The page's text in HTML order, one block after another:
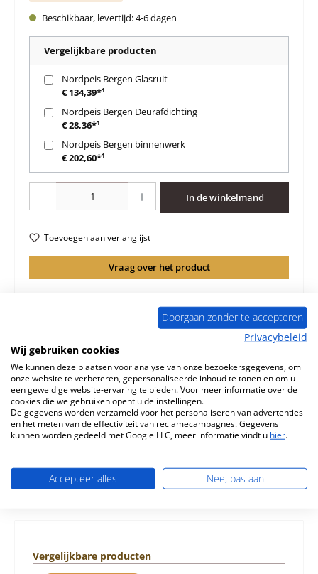
Beschikbaar, levertijd: 4-6 dagen
Vergelijkbare producten
Nordpeis Bergen Glasruit
€ 134,39*¹
Nordpeis Bergen Deurafdichting
€ 28,36*¹
Nordpeis Bergen binnenwerk
€ 202,60*¹
In de winkelmand
Toevoegen aan verlanglijst
Vraag over het product
Beschrijving
Origineel Achterste muur steen links voor de Houtkachel
Nordpeis Bergen Nordpeis Bergen Achterste muur steen
links Kerngege…Meer
Eigenschappen
Productgalerij overslaan
Vergelijkbare producten
Doorgaan zonder te accepteren
Privacybeleid
Wij gebruiken cookies
We kunnen deze plaatsen voor analyse van onze bezoekersgegevens, om
onze website te verbeteren, gepersonaliseerde inhoud te tonen en om u
een geweldige website-ervaring te bieden. Voor meer informatie over de
cookies die we gebruiken opent u de instellingen.
De gegevens worden verzameld voor het personaliseren van advertenties
en het meten van de effectiviteit van reclamecampagnes. Gegevens
kunnen worden gedeeld met Google LLC, meer informatie vindt u hier.
Accepteer alles Nee, pas aan